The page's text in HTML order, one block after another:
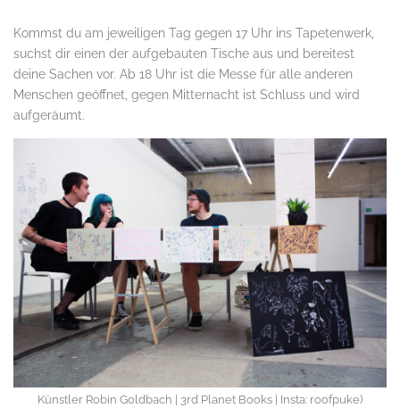
Kommst du am jeweiligen Tag gegen 17 Uhr ins Tapetenwerk,
suchst dir einen der aufgebauten Tische aus und bereitest
deine Sachen vor. Ab 18 Uhr ist die Messe für alle anderen
Menschen geöffnet, gegen Mitternacht ist Schluss und wird
aufgeräumt.
Künstler Robin Goldbach | 3rd Planet Books | Insta: roofpuke)